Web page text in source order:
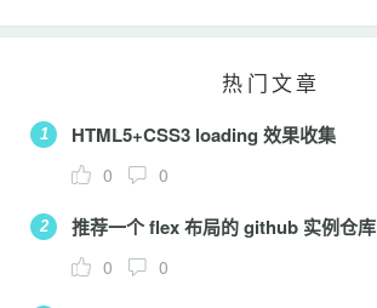
热门文章
1 HTML5+CSS3 loading 效果收集
0 0
2 推荐一个 flex 布局的 github 实例仓库
0 0